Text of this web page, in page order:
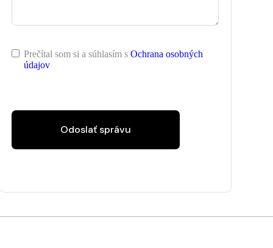
Prečítal som si a súhlasím s Ochrana osobných
údajov
Odoslať správu